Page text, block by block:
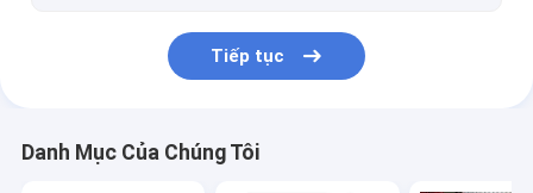
Cuộn dải nhôm
Tiếp tục
Danh Mục Của Chúng Tôi